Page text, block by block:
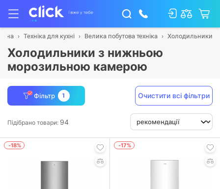
Техніка для кухні Велика побутова техніка Холодильники
Холодильники з нижньою
морозильною камерою
Фільтр 1 Очистити всі фільтри
Підібрано товари: 94
-18% -17%